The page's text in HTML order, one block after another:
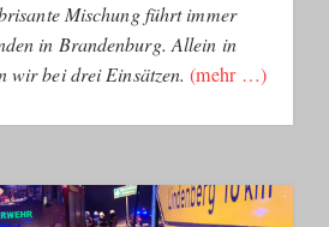
Mischung führt immer
in Brandenburg. Allein in
wir bei drei Einsätzen. (mehr …)